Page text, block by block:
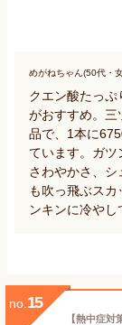
めがねちゃん(50代・
クエン酸たっ
がおすすめ。三
品で、1本に
ています。ガ
さわやかさ、シ
も吹っ飛ぶス
ンキンに冷やし
no. 15